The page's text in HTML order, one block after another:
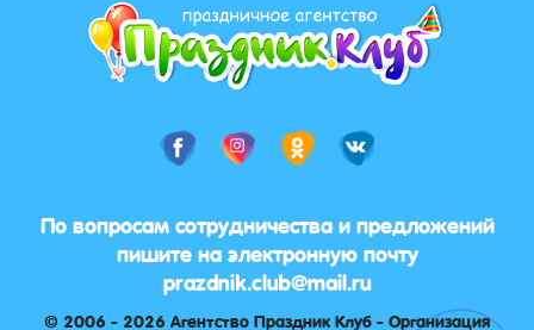
По вопросам сотрудничества и предложений
пишите на электронную почту
prazdnik.club@mail.ru
© 2006 - 2026 Агентство Праздник Клуб - Организация